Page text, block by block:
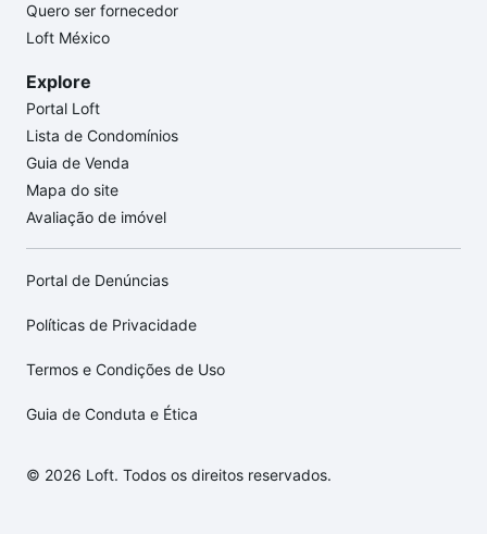
Quero ser fornecedor
Loft México
Explore
Portal Loft
Lista de Condomínios
Guia de Venda
Mapa do site
Avaliação de imóvel
Portal de Denúncias
Políticas de Privacidade
Termos e Condições de Uso
Guia de Conduta e Ética
© 2026 Loft. Todos os direitos reservados.